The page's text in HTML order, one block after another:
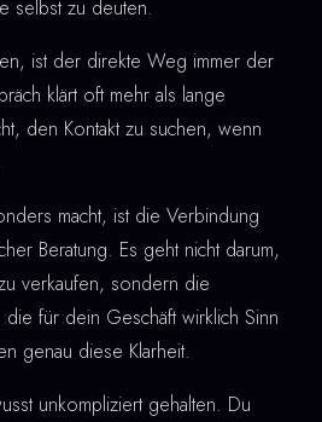
selbst zu deuten.
ist der direkte Weg immer der
klärt oft mehr als lange
den Kontakt zu suchen, wenn
macht, ist die Verbindung
Beratung. Es geht nicht darum,
verkaufen, sondern die
für dein Geschäft wirklich Sinn
genau diese Klarheit.
unkompliziert gehalten. Du